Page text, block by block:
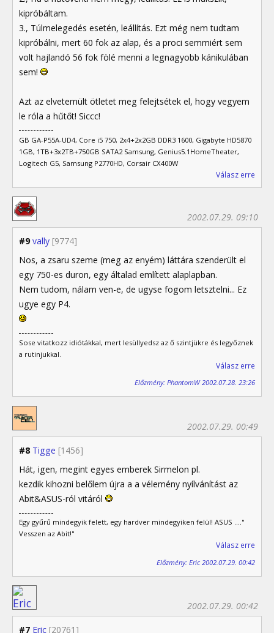
kipróbáltam.
3., Túlmelegedés esetén, leállítás. Ezt még nem tudtam
kipróbálni, mert 60 fok az alap, és a proci semmiért sem
volt hajlandó 56 fok fölé menni a legnagyobb kánikulában
sem!
Azt az elvetemült ötletet meg felejtsétek el, hogy vegyem
le róla a hűtőt! Siccc!
GB GA-P55A-UD4, Core i5 750, 2x4+2x2GB DDR3 1600, Gigabyte HD5870
1GB, 1TB+3x2TB+750GB SATA2 Samsung, Genius5.1HomeTheater,
Logitech G5, Samsung P2770HD, Corsair CX400W
Válasz erre
#9 vally [9774]
2002.07.29. 09:10
Nos, a zsaru szeme (meg az enyém) láttára szenderült el
egy 750-es duron, egy általad említett alaplapban.
Nem tudom, nálam ven-e, de ugyse fogom letsztelni... Ez
ugye egy P4.
Sose vitatkozz idiótákkal, mert lesüllyedsz az ő szintjükre és legyőznek
a rutinjukkal.
Válasz erre
Előzmény: PhantomW 2002.07.28. 23:26
#8 Tigge [1456]
2002.07.29. 00:49
Hát, igen, megint egyes emberek Sirmelon pl.
kezdik kihozni belőlem újra a a vélemény nyílvánítást az
Abit&ASUS-ról vitáról
Egy gyűrű mindegyik felett, egy hardver mindegyiken felül! ASUS ...."
Vesszen az Abit!"
Válasz erre
Előzmény: Eric 2002.07.29. 00:42
#7 Eric [20761]
2002.07.29. 00:42